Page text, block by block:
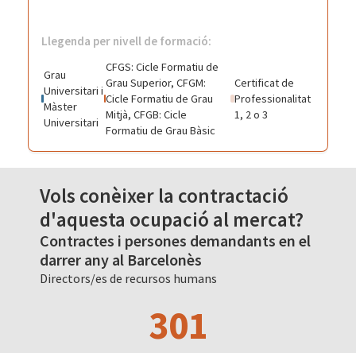
Llegenda per nivell de formació:
Grau
Universitari i
Màster
Universitari
CFGS: Cicle Formatiu de
Grau Superior, CFGM:
Cicle Formatiu de Grau
Mitjà, CFGB: Cicle
Formatiu de Grau Bàsic
Certificat de
Professionalitat
1, 2 o 3
Vols conèixer la contractació
d'aquesta ocupació al mercat?
Contractes i persones demandants en el
darrer any al Barcelonès
Directors/es de recursos humans
301